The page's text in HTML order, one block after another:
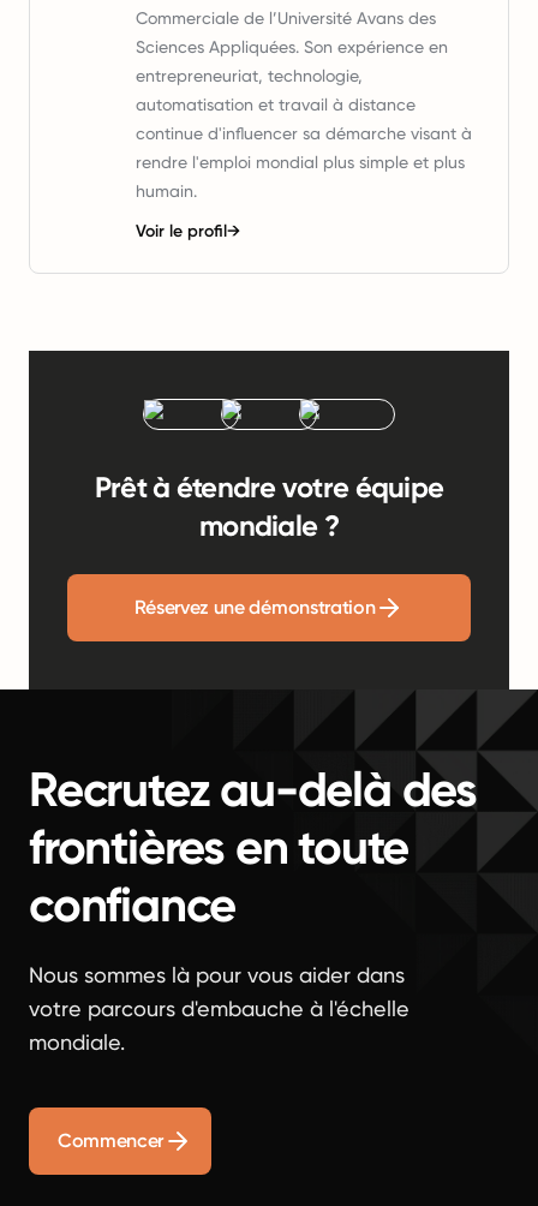
Commerciale de l’Université Avans des
Sciences Appliquées. Son expérience en
entrepreneuriat, technologie,
automatisation et travail à distance
continue d'influencer sa démarche visant à
rendre l'emploi mondial plus simple et plus
humain.
Voir le profil→
Prêt à étendre votre équipe
mondiale ?
Réservez une démonstration
Recrutez au-delà des
frontières en toute
confiance
Nous sommes là pour vous aider dans
votre parcours d'embauche à l'échelle
mondiale.
Commencer